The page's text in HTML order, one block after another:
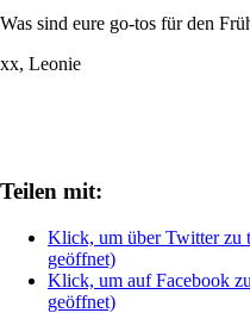
Was sind eure go-tos für den
xx, Leonie
Teilen mit:
Klick, um über Twitter zu
geöffnet)
Klick, um auf Facebook
geöffnet)